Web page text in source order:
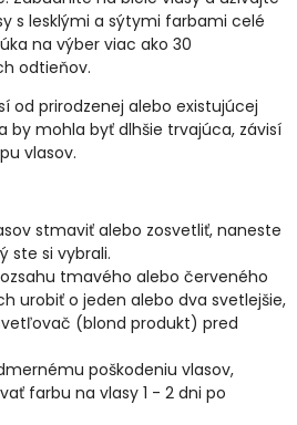
s lesklými a sýtymi farbami celé
na výber viac ako 30
odtieňov.
od prirodzenej alebo existujúcej
by mohla byť dlhšie trvajúca, závisí
vlasov.
stmaviť alebo zosvetliť, naneste
ste si vybrali.
tmavého alebo červeného
urobiť o jeden alebo dva svetlejšie,
(blond produkt) pred
poškodeniu vlasov,
farbu na vlasy 1 - 2 dni po